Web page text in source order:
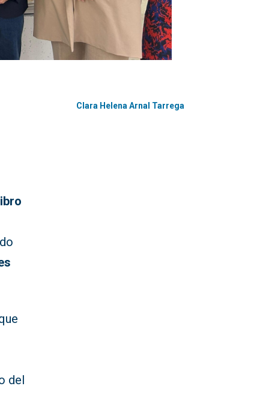
Clara Helena Arnal Tarrega
del